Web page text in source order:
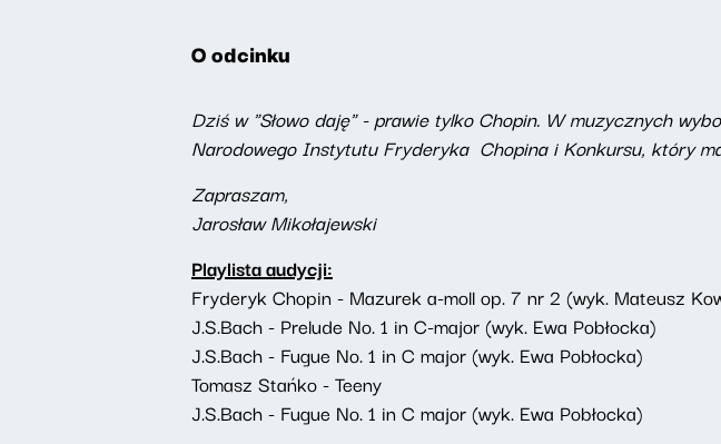
O odcinku
Dziś w "Słowo daję" - prawie tylko Chopin. W muzycznych
Narodowego Instytutu Fryderyka Chopina i Konkursu, który
Zapraszam,
Jarosław Mikołajewski
Playlista audycji:
Fryderyk Chopin - Mazurek a-moll op. 7 nr 2 (wyk. Mateusz
J.S.Bach - Prelude No. 1 in C-major (wyk. Ewa Pobłocka)
J.S.Bach - Fugue No. 1 in C major (wyk. Ewa Pobłocka)
Tomasz Stańko - Teeny
J.S.Bach - Fugue No. 1 in C major (wyk. Ewa Pobłocka)